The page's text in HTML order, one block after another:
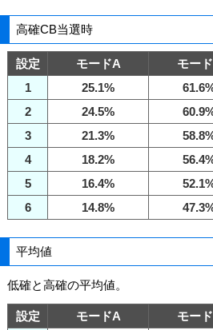
高確CB当選時
設定 モードA モー
1
25.1%
2
24.5%
3
21.3%
4
18.2%
5
16.4%
6
14.8%
平均値
低確と高確の平均値。
設定 モードA モー